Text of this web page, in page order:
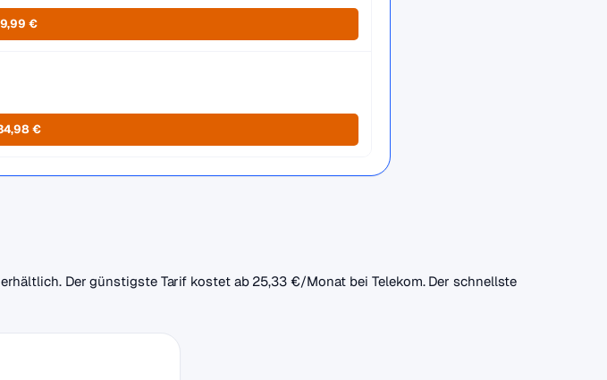
€
€
Der günstigste Tarif kostet ab 25,33 €/Monat bei Telekom. Der schnellste